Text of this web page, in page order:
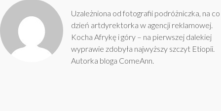
Uzależniona od fotografii podróżniczka, na co
dzień artdyrektorka w agencji reklamowej.
Kocha Afrykę i góry – na pierwszej dalekiej
wyprawie zdobyła najwyższy szczyt Etiopii.
Autorka bloga ComeAnn.